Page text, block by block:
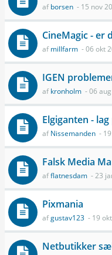
afborsen - 15 nov
CineMagic - er
afmillfarm - 06 okt
IGEN
afkronholm - 06
Elgiganten -
afNissemanden -
Falsk Media
afflatnesdam - 23
Pixmania
afgustav123 - 19
Netbutikker